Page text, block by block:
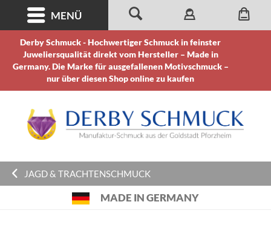
Derby Schmuck - Hochwertiger Schmuck in feinster
Juweliersqualität direkt vom Hersteller – Made in
Germany. Die Marke für ausgefallenen Motivschmuck –
nur über diesen Shop online zu kaufen
MENÜ
JAGD & TRACHTENSCHMUCK
MADE IN GERMANY